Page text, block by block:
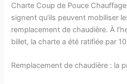
Charte Coup de Pouce
signent qu’ils peuvent mobiliser
remplacement de chaudière. À
billet, la charte a été ratifiée par
Remplacement de chaudière : la